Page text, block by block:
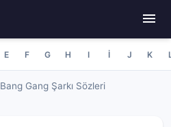
E F G H I İ J K
Bang Gang Şarkı Sözleri